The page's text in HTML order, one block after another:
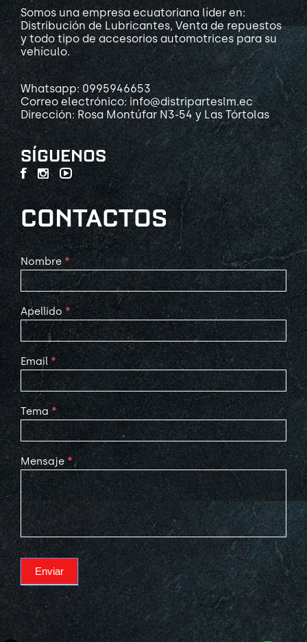
Somos una empresa ecuatoriana líder en:
Distribución de Lubricantes, Venta de repuestos
y todo tipo de accesorios automotrices para su
vehículo.
Whatsapp: 0995946653
Correo electrónico: info@distriparteslm.ec
Dirección: Rosa Montúfar N3-54 y Las Tórtolas
SÍGUENOS
CONTACTOS
Contact
Us
Nombre *
Apellido *
Email *
Tema *
Mensaje *
Enviar